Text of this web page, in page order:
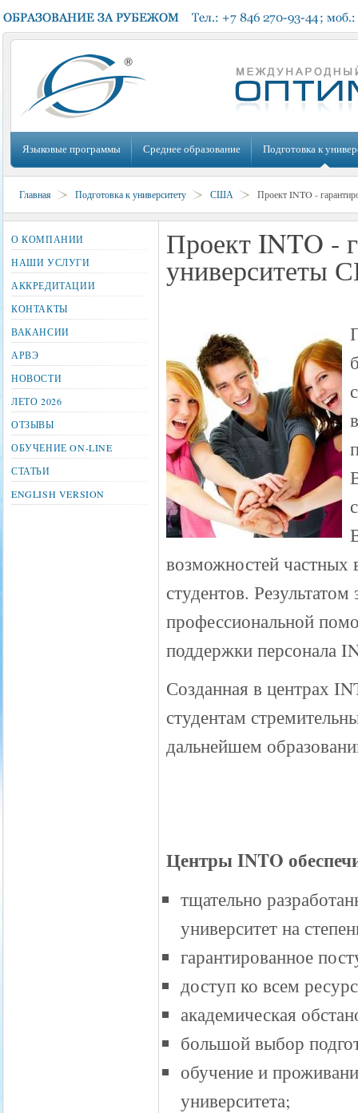
Языковые программы Среднее образование Подготовка к
Главная Подготовка к университету США Проект INTO -
Проект INTO -
университеты
возможностей частных
студентов.
профессиональной
поддержки персонала
Созданная в центрах
студентам
дальнейшем
Центры INTO
тщательно
университет на
гарантированное
доступ ко всем
академическая
большой выбор
обучение и
университета;
О КОМПАНИИ
НАШИ УСЛУГИ
АККРЕДИТАЦИИ
КОНТАКТЫ
ВАКАНСИИ
АРВЭ
НОВОСТИ
ЛЕТО 2026
ОТЗЫВЫ
ОБУЧЕНИЕ ON-LINE
СТАТЬИ
ENGLISH VERSION